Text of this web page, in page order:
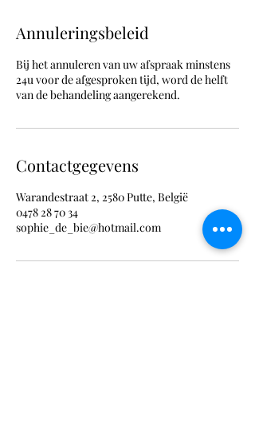
Annuleringsbeleid
Bij het annuleren van uw afspraak minstens
24u voor de afgesproken tijd, word de helft
van de behandeling aangerekend.
Contactgegevens
Warandestraat 2, 2580 Putte, België
0478 28 70 34
sophie_de_bie@hotmail.com